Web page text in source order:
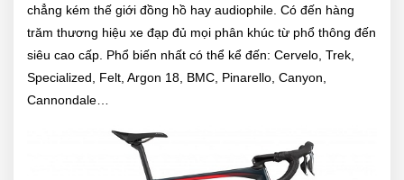
chẳng kém thế giới đồng hồ hay audiophile. Có đến hàng
trăm thương hiệu xe đạp đủ mọi phân khúc từ phổ thông đến
siêu cao cấp. Phổ biến nhất có thể kể đến: Cervelo, Trek,
Specialized, Felt, Argon 18, BMC, Pinarello, Canyon,
Cannondale…